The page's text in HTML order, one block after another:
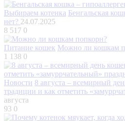
Выбираем котенка Бенгальская
нет? 24.07.2025
8 517 0
Питание кошек Можно ли кошкам
1 138 0
Новости 8 августа – всемирный
традиции и как отметить
августа
93 0